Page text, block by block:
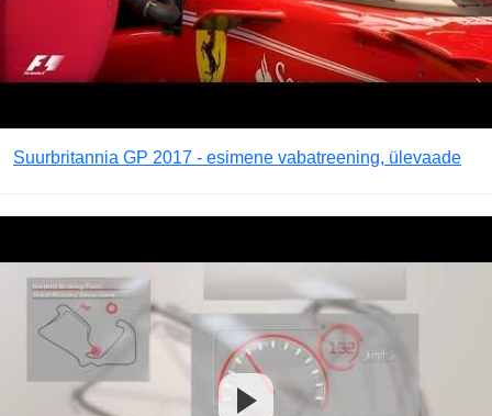
Suurbritannia GP 2017 - esimene vabatreening, ülevaade